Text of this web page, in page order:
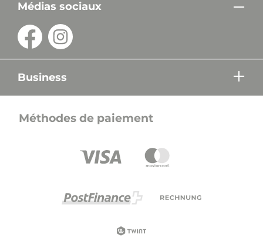
Médias sociaux
Business
Méthodes de paiement